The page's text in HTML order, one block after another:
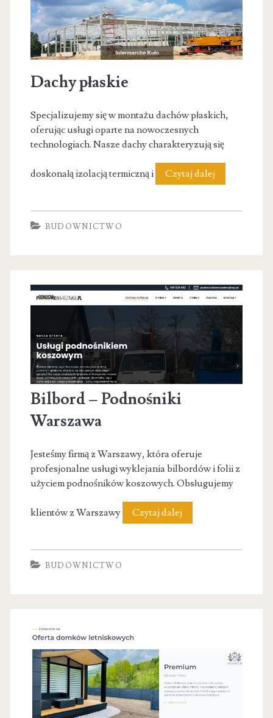
Dachy płaskie
Specjalizujemy się w montażu dachów płaskich,
oferując usługi oparte na nowoczesnych
technologiach. Nasze dachy charakteryzują się
doskonałą izolacją termiczną i Czytaj dalejDachy
BUDOWNICTWO
Bilbord – Podnośniki
Warszawa
Jesteśmy firmą z Warszawy, która oferuje
profesjonalne usługi wyklejania bilbordów i folii z
użyciem podnośników koszowych. Obsługujemy
klientów z Warszawy Czytaj dalejBilbord
BUDOWNICTWO